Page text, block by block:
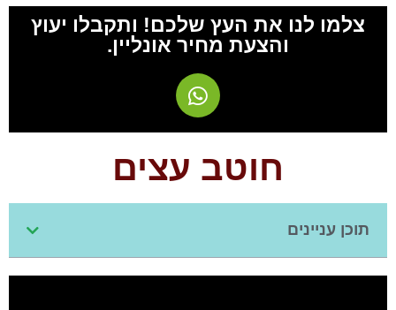
צלמו לנו את העץ שלכם! ותקבלו יעוץ
והצעת מחיר אונליין.
חוטב עצים
תוכן עניינים